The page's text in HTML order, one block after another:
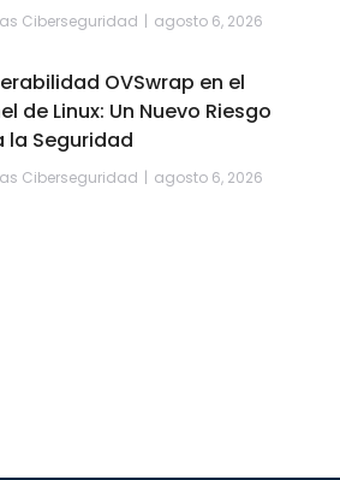
Ciberseguridad agosto 6, 2026
OVSwrap en el
de Linux: Un Nuevo Riesgo
la Seguridad
Ciberseguridad agosto 6, 2026